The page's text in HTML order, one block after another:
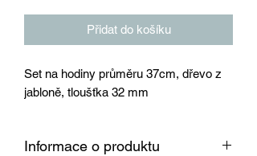
Přidat do košíku
Set na hodiny průměru 37cm, dřevo z
jabloně, tloušťka 32 mm
Informace o produktu